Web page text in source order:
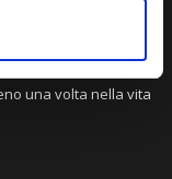
una volta nella vita